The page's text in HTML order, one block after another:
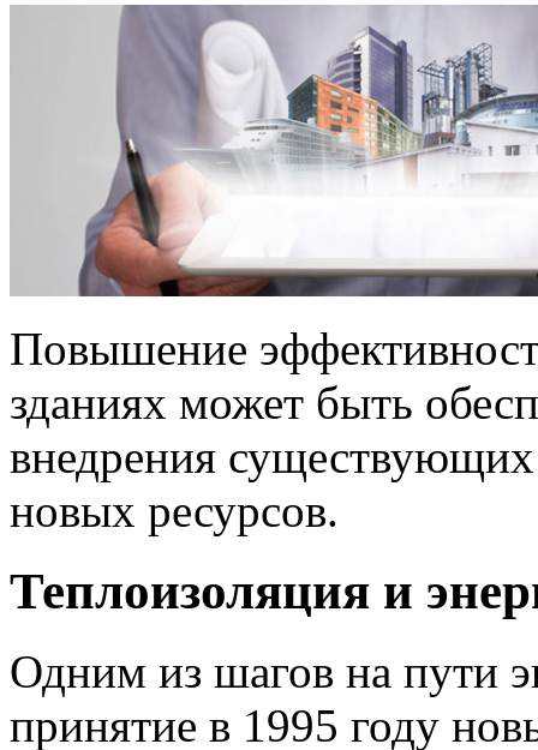
Повышение
зданиях может быть
внедрения существующих
новых ресурсов.
Теплоизоляция и
Одним из шагов на пути
принятие в 1995 году